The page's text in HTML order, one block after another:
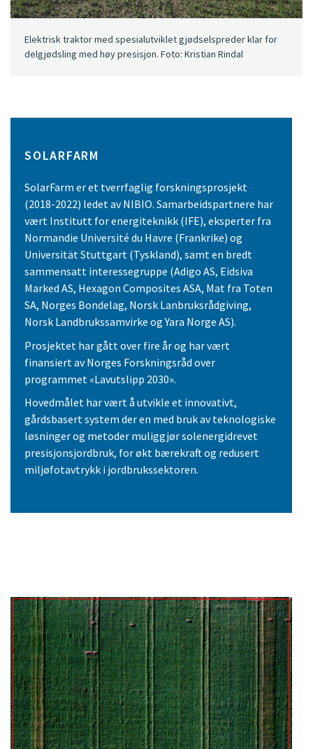
Elektrisk traktor med spesialutviklet gjødselspreder klar for
delgjødsling med høy presisjon. Foto: Kristian Rindal
SOLARFARM
SolarFarm er et tverrfaglig forskningsprosjekt
(2018-2022) ledet av NIBIO. Samarbeidspartnere har
vært Institutt for energiteknikk (IFE), eksperter fra
Normandie Université du Havre (Frankrike) og
Universität Stuttgart (Tyskland), samt en bredt
sammensatt interessegruppe (Adigo AS, Eidsiva
Marked AS, Hexagon Composites ASA, Mat fra Toten
SA, Norges Bondelag, Norsk Lanbruksrådgiving,
Norsk Landbrukssamvirke og Yara Norge AS).
Prosjektet har gått over fire år og har vært
finansiert av Norges Forskningsråd over
programmet «Lavutslipp 2030».
Hovedmålet har vært å utvikle et innovativt,
gårdsbasert system der en med bruk av teknologiske
løsninger og metoder muliggjør solenergidrevet
presisjonsjordbruk, for økt bærekraft og redusert
miljøfotavtrykk i jordbrukssektoren.